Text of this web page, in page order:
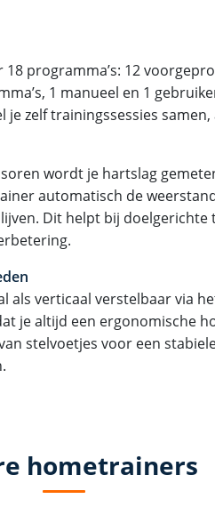
18 programma’s: 12
1 manueel en 1
zelf trainingssessies
wordt je hartslag
automatisch de
Dit helpt bij doelgerichte
als verticaal verstelbaar via
je altijd een ergonomische
stelvoetjes voor een
hometrainers